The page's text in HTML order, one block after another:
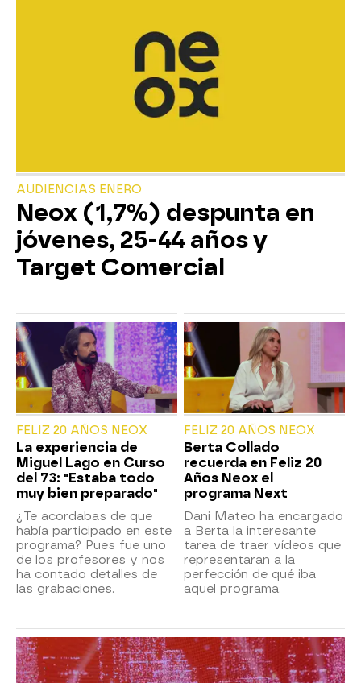
AUDIENCIAS ENERO
Neox (1,7%) despunta en
jóvenes, 25-44 años y
Target Comercial
FELIZ 20 AÑOS NEOX
La experiencia de
Miguel Lago en Curso
del 73: "Estaba todo
muy bien preparado"
¿Te acordabas de que
había participado en este
programa? Pues fue uno
de los profesores y nos
ha contado detalles de
las grabaciones.
FELIZ 20 AÑOS NEOX
Berta Collado
recuerda en Feliz 20
Años Neox el
programa Next
Dani Mateo ha encargado
a Berta la interesante
tarea de traer vídeos que
representaran a la
perfección de qué iba
aquel programa.